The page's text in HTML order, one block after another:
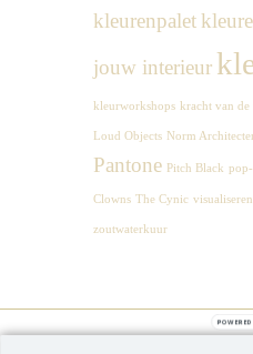
kleurenpalet
jouw interieur
kleurworkshops kracht van de
Loud Objects Norm
Pantone Pitch Black
Clowns The Cynic visualiseren
zoutwaterkuur